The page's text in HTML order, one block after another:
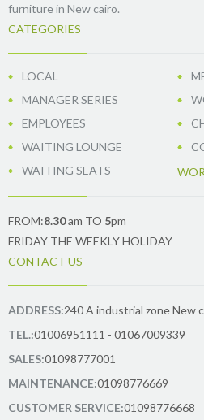
furniture in New cairo.
CATEGORIES
LOCAL
MANAGER SERIES
EMPLOYEES
WAITING LOUNGE
WAITING SEATS
FROM:8.30am TO 5pm
FRIDAY THE WEEKLY HOLIDAY
CONTACT US
ADDRESS:240 A industrial zone New
TEL.:01006951111 - 01067009339
SALES:01098777001
MAINTENANCE:01098776669
CUSTOMER SERVICE:01098776668